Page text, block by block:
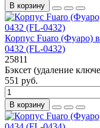
В корзину
Корпус Fuaro (Фуаро)
0432 (FL-0432)
25811
Бэксет (удаление
551 руб.
В корзину